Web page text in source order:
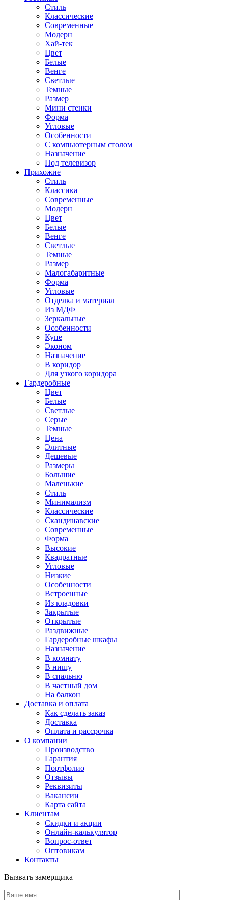
Стиль
Классические
Современные
Модерн
Хай-тек
Цвет
Белые
Венге
Светлые
Темные
Размер
Мини стенки
Форма
Угловые
Особенности
С компьютерным столом
Назначение
Под телевизор
Прихожие
Стиль
Классика
Современные
Модерн
Цвет
Белые
Венге
Светлые
Темные
Размер
Малогабаритные
Форма
Угловые
Отделка и материал
Из МДФ
Зеркальные
Особенности
Купе
Эконом
Назначение
В коридор
Для узкого коридора
Гардеробные
Цвет
Белые
Светлые
Серые
Темные
Цена
Элитные
Дешевые
Размеры
Большие
Маленькие
Стиль
Минимализм
Классические
Скандинавские
Современные
Форма
Высокие
Квадратные
Угловые
Низкие
Особенности
Встроенные
Из кладовки
Закрытые
Открытые
Раздвижные
Гардеробные шкафы
Назначение
В комнату
В нишу
В спальню
В частный дом
На балкон
Доставка и оплата
Как сделать заказ
Доставка
Оплата и рассрочка
О компании
Производство
Гарантия
Портфолио
Отзывы
Реквизиты
Вакансии
Карта сайта
Клиентам
Скидки и акции
Онлайн-калькулятор
Вопрос-ответ
Оптовикам
Контакты
Вызвать замерщика